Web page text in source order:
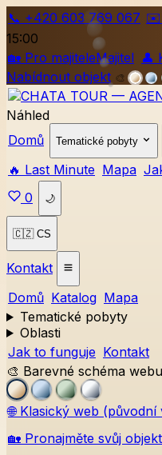
📞 +420 603 769 067 ✉️
15:00
🏡 Pro majiteleMajitel 👤
Nabídnout objekt 🎨
Náhled
Domů
Tematické pobyty
🔥 Last Minute Mapa
0
🌙
🇨🇿 CS
Kontakt
Domů Katalog Mapa
Tematické pobyty
Oblasti
Jak to funguje Kontakt
🎨 Barevné schéma webu
🌐 Klasický web (původní
🏡 Pronajměte svůj objekt